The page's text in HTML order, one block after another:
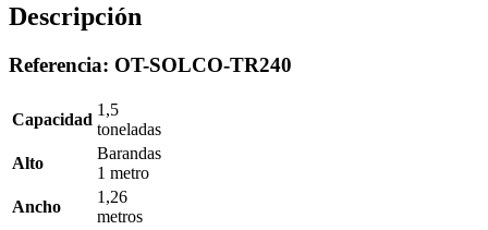
Descripción
Referencia: OT-SOLCO-TR240
Capacidad
1,5
toneladas
Alto
Barandas
1 metro
Ancho
1,26
metros